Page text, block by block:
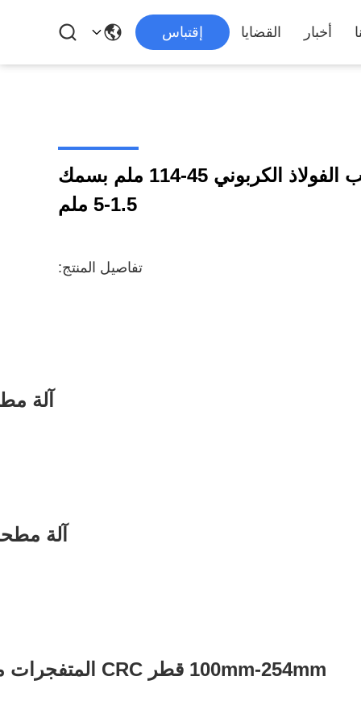
أخبار القضايا إقتباس
آلة طحن الأنابيب لأنابيب الفولاذ الكربوني 45-114 ملم بسمك
1.5-5 ملم
تفاصيل المنتج:
آلة مطحنة
آلة مطحنة
100mm-254mm قطر CRC المتفجرات من مخلفات الحرب أنبوب مطحنة آلة 4.0-12.7mm سمك